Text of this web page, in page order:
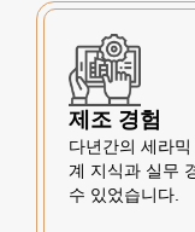
제조 경험
다년간의 세라
계 지식과 실무
수 있었습니다.